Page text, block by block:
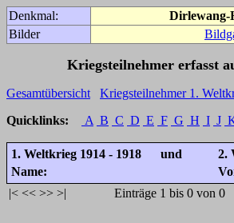
Denkmal:
Dirlewang-
Bilder
Kriegsteilnehmer erfasst
Gesamtübersicht Kriegsteilnehmer 1.
Quicklinks:
A B C D E F G H I J
1. Weltkrieg 1914 - 1918 und
2.
Name:
|< << >> >| Einträge 1 bis 0 von 0